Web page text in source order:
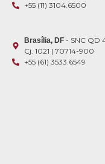
+55 (11) 3104.6500
Brasília, DF - SNC QD
Cj. 1021 | 70714-900
+55 (61) 3533.6549